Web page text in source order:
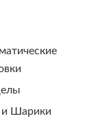
и Шарики